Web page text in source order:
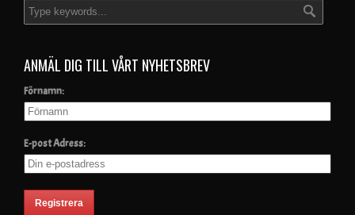
ANMÄL DIG TILL VÅRT NYHETSBREV
Förnamn:
E-post Adress: